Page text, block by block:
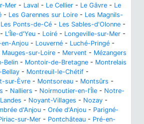
Mer - Laval - Le Cellier - Le Gâvre - Le
- Les Garennes sur Loire - Les Magnils-
Les Ponts-de-Cé - Les Sables-d'Olonne -
- L'Île-d'Yeu - Loiré - Longeville-sur-Mer -
en-Anjou - Louverné - Luché-Pringé -
Mauges-sur-Loire - Mervent - Mézangers
Belin - Montoir-de-Bretagne - Montrelais
- Montreuil-le-Chétif -
sur-Èvre - Montsoreau - Montsûrs -
- Nalliers - Noirmoutier-en-l'Île - Notre-
- Noyant-Villages - Nozay -
d'Anjou - Orée d'Anjou - Parigné-
sur-Mer - Pontchâteau - Pré-en-